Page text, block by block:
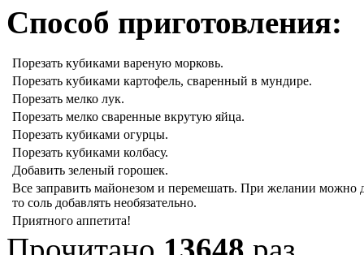
Способ приготовления:
Порезать кубиками вареную морковь.
Порезать кубиками картофель, сваренный в мундире.
Порезать мелко лук.
Порезать мелко сваренные вкрутую яйца.
Порезать кубиками огурцы.
Порезать кубиками колбасу.
Добавить зеленый горошек.
Все заправить майонезом и перемешать. При желании можно
то соль добавлять необязательно.
Приятного аппетита!